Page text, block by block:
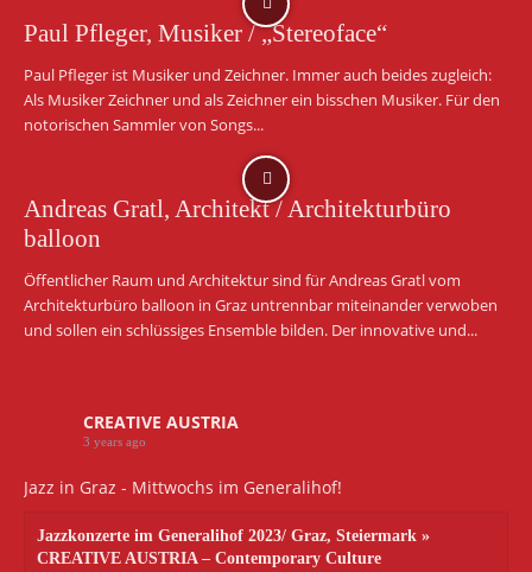
Paul Pfleger, Musiker / „Stereoface“
Paul Pfleger ist Musiker und Zeichner. Immer auch beides zugleich:
Als Musiker Zeichner und als Zeichner ein bisschen Musiker. Für den
notorischen Sammler von Songs...
Andreas Gratl, Architekt / Architekturbüro
balloon
Öffentlicher Raum und Architektur sind für Andreas Gratl vom
Architekturbüro balloon in Graz untrennbar miteinander verwoben
und sollen ein schlüssiges Ensemble bilden. Der innovative und...
CREATIVE AUSTRIA
3 years ago
Jazz in Graz - Mittwochs im Generalihof!
Jazzkonzerte im Generalihof 2023/ Graz, Steiermark »
CREATIVE AUSTRIA – Contemporary Culture